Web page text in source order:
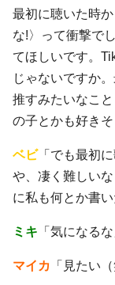
最初に聴いた時
な!〉って衝撃で
てほしいです。
じゃないですか
推すみたいなこ
の子とかも好き
ベビ「でも最初
や、凄く難しい
に私も何とか書
ミキ 「気になるな
マイカ 「見たい（